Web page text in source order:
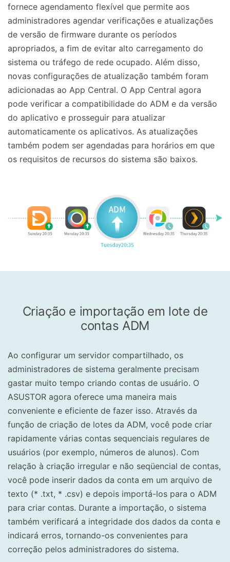
fornece agendamento flexível que permite aos
administradores agendar verificações e atualizações
de versão de firmware durante os períodos
apropriados, a fim de evitar alto carregamento do
sistema ou tráfego de rede ocupado. Além disso,
novas configurações de atualização também foram
adicionadas ao App Central. O App Central agora
pode verificar a compatibilidade do ADM e da versão
do aplicativo e prosseguir para atualizar
automaticamente os aplicativos. As atualizações
também podem ser agendadas para horários em que
os requisitos de recursos do sistema são baixos.
Criação e importação em lote de
contas ADM
Ao configurar um servidor compartilhado, os
administradores de sistema geralmente precisam
gastar muito tempo criando contas de usuário. O
ASUSTOR agora oferece uma maneira mais
conveniente e eficiente de fazer isso. Através da
função de criação de lotes da ADM, você pode criar
rapidamente várias contas sequenciais regulares de
usuários (por exemplo, números de alunos). Com
relação à criação irregular e não seqüencial de contas,
você pode inserir dados da conta em um arquivo de
texto (* .txt, * .csv) e depois importá-los para o ADM
para criar contas. Durante a importação, o sistema
também verificará a integridade dos dados da conta e
indicará erros, tornando-os convenientes para
correção pelos administradores do sistema.